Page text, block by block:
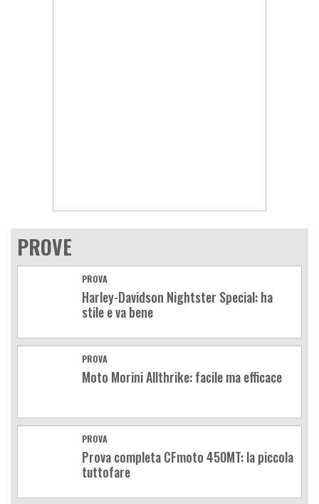
PROVE
PROVA
Harley-Davidson Nightster Special: ha
stile e va bene
PROVA
Moto Morini Allthrike: facile ma efficace
PROVA
Prova completa CFmoto 450MT: la piccola
tuttofare